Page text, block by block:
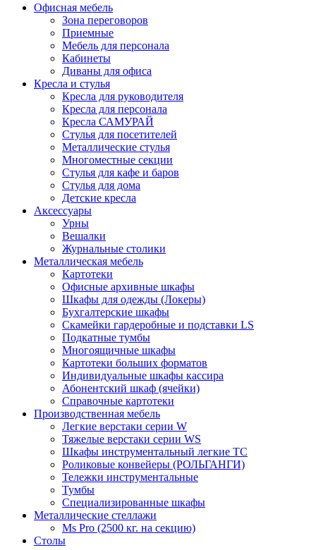
Офисная мебель
Зона переговоров
Приемные
Мебель для персонала
Кабинеты
Диваны для офиса
Кресла и стулья
Кресла для руководителя
Кресла для персонала
Кресла САМУРАЙ
Стулья для посетителей
Металлические стулья
Многоместные секции
Стулья для кафе и баров
Стулья для дома
Детские кресла
Аксессуары
Урны
Вешалки
Журнальные столики
Металлическая мебель
Картотеки
Офисные архивные шкафы
Шкафы для одежды (Локеры)
Бухгалтерские шкафы
Скамейки гардеробные и подставки LS
Подкатные тумбы
Многоящичные шкафы
Картотеки больших форматов
Индивидуальные шкафы кассира
Абонентский шкаф (ячейки)
Справочные картотеки
Производственная мебель
Легкие верстаки серии W
Тяжелые верстаки серии WS
Шкафы инструментальный легкие ТС
Роликовые конвейеры (РОЛЬГАНГИ)
Тележки инструментальные
Тумбы
Специализированные шкафы
Металлические стеллажи
Ms Pro (2500 кг. на секцию)
Столы